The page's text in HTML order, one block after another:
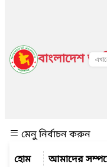
বাংলাদেশ
মেনু নির্বাচন করুন
আমাদের